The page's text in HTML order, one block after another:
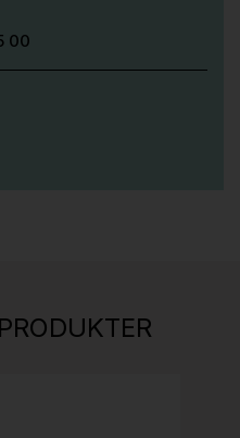
00
H05 5600 Swingback-armlene Mørk